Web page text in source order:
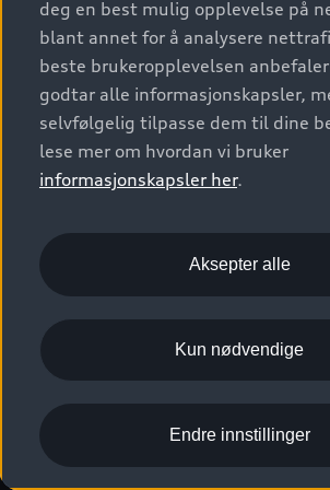
S/RS
Konseptbiler og prototyper
Prislister
Leasing
Bilgarantier
Audi Forsikring
Verkstedtjenester
Functions on demand
Kom i gang med myAudi
Kundeservice
Nyhetsbrev
Presse
Karriere
Bli sertifisert merkeverksted
Autoretur
Åpenhetsloven
© 2026 AUDI NORGE. All Rights
Imprint Ansvarserklæring
Informasjonskapsler (cookies)
Juridisk informasjon AUDI AG
deg en best mulig opplevelse på
blant annet for å analysere
beste brukeropplevelsen
godtar alle informasjonskapsler,
selvfølgelig tilpasse dem til dine
lese mer om hvordan vi bruker
informasjonskapsler her.
Aksepter alle
Kun nødvendige
Endre innstillinger